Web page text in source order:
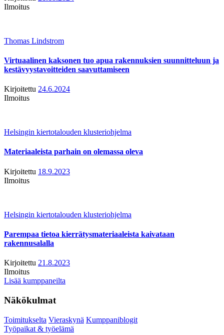
Ilmoitus
Thomas Lindstrom
Virtuaalinen kaksonen tuo apua rakennuksien suunnitteluun ja
kestävyystavoitteiden saavuttamiseen
Kirjoitettu 24.6.2024
Ilmoitus
Helsingin kiertotalouden klusteriohjelma
Materiaaleista parhain on olemassa oleva
Kirjoitettu 18.9.2023
Ilmoitus
Helsingin kiertotalouden klusteriohjelma
Parempaa tietoa kierrätysmateriaaleista kaivataan
rakennusalalla
Kirjoitettu 21.8.2023
Ilmoitus
Lisää kumppaneilta
Näkökulmat
Toimitukselta Vieraskynä Kumppaniblogit
Työpaikat & työelämä